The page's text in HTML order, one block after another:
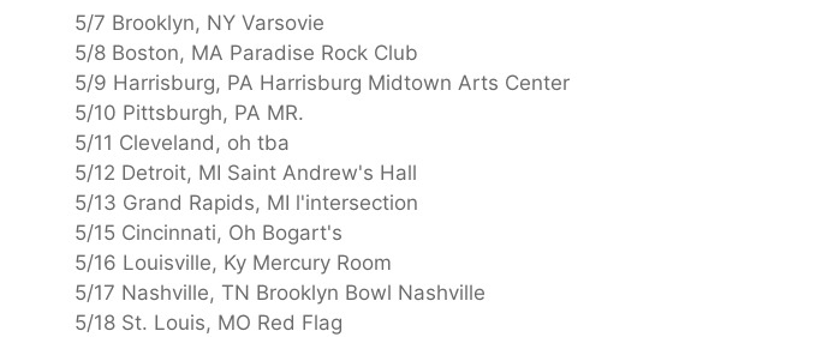
5/7 Brooklyn, NY Varsovie
5/8 Boston, MA Paradise Rock Club
5/9 Harrisburg, PA Harrisburg Midtown Arts Center
5/10 Pittsburgh, PA MR.
5/11 Cleveland, oh tba
5/12 Detroit, MI Saint Andrew's Hall
5/13 Grand Rapids, MI l'intersection
5/15 Cincinnati, Oh Bogart's
5/16 Louisville, Ky Mercury Room
5/17 Nashville, TN Brooklyn Bowl Nashville
5/18 St. Louis, MO Red Flag